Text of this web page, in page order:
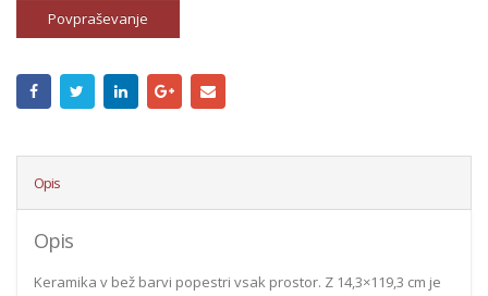
Povpraševanje
Opis
Opis
Keramika v bež barvi popestri vsak prostor. Z 14,3×119,3 cm je